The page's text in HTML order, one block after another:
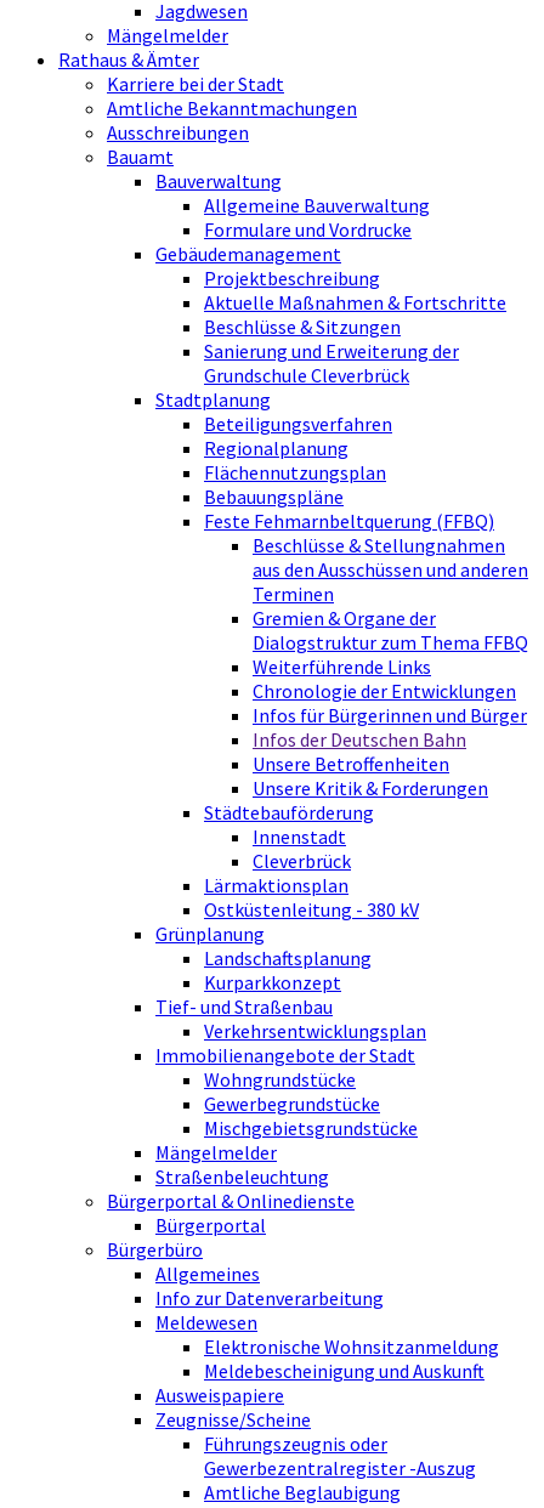
Jagdwesen
Mängelmelder
Rathaus & Ämter
Karriere bei der Stadt
Amtliche Bekanntmachungen
Ausschreibungen
Bauamt
Bauverwaltung
Allgemeine Bauverwaltung
Formulare und Vordrucke
Gebäudemanagement
Projektbeschreibung
Aktuelle Maßnahmen & Fortschritte
Beschlüsse & Sitzungen
Sanierung und Erweiterung der
Grundschule Cleverbrück
Stadtplanung
Beteiligungsverfahren
Regionalplanung
Flächennutzungsplan
Bebauungspläne
Feste Fehmarnbeltquerung (FFBQ)
Beschlüsse & Stellungnahmen
aus den Ausschüssen und anderen
Terminen
Gremien & Organe der
Dialogstruktur zum Thema FFBQ
Weiterführende Links
Chronologie der Entwicklungen
Infos für Bürgerinnen und Bürger
Infos der Deutschen Bahn
Unsere Betroffenheiten
Unsere Kritik & Forderungen
Städtebauförderung
Innenstadt
Cleverbrück
Lärmaktionsplan
Ostküstenleitung - 380 kV
Grünplanung
Landschaftsplanung
Kurparkkonzept
Tief- und Straßenbau
Verkehrsentwicklungsplan
Immobilienangebote der Stadt
Wohngrundstücke
Gewerbegrundstücke
Mischgebietsgrundstücke
Mängelmelder
Straßenbeleuchtung
Bürgerportal & Onlinedienste
Bürgerportal
Bürgerbüro
Allgemeines
Info zur Datenverarbeitung
Meldewesen
Elektronische Wohnsitzanmeldung
Meldebescheinigung und Auskunft
Ausweispapiere
Zeugnisse/Scheine
Führungszeugnis oder
Gewerbezentralregister -Auszug
Amtliche Beglaubigung